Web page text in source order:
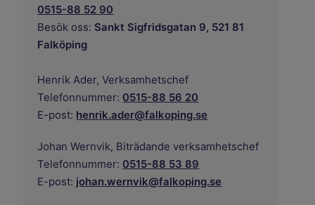
0515-88 52 90
Besök oss: Sankt Sigfridsgatan 9, 521 81
Falköping
Henrik Ader,Verksamhetschef
Telefonnummer: 0515-88 56 20
E-post: henrik.ader@falkoping.se
Johan Wernvik, Biträdande verksamhetschef
Telefonnummer: 0515-88 53 89
E-post: johan.wernvik@falkoping.se